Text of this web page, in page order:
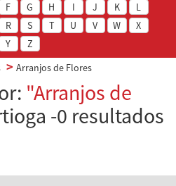
F G H I J K
L
R S T U V W
X
Y
Z
Arranjos de Flores
"Arranjos de
-0 resultados